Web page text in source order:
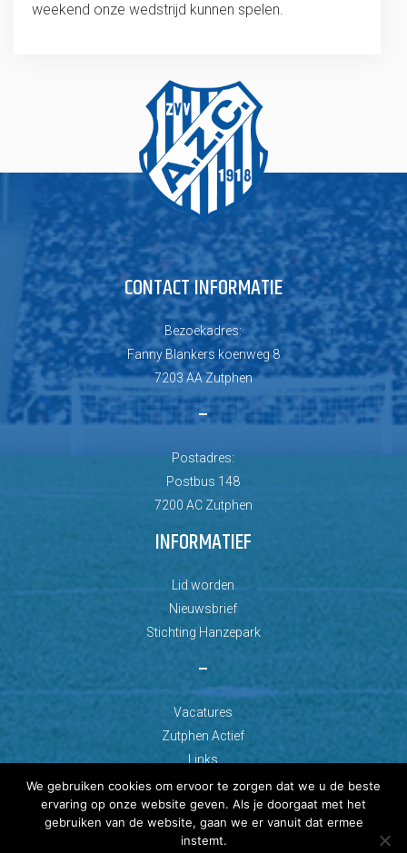
weekend onze wedstrijd kunnen spelen.
CONTACT INFORMATIE
Bezoekadres:
Fanny Blankers koenweg 8
7203 AA Zutphen
–
Postadres:
Postbus 148
7200 AC Zutphen
INFORMATIEF
Lid worden
Nieuwsbrief
Stichting Hanzepark
–
Vacatures
Zutphen Actief
Links
We gebruiken cookies om ervoor te zorgen dat we u de beste
ervaring op onze website geven. Als je doorgaat met het
gebruiken van de website, gaan we er vanuit dat ermee
instemt.